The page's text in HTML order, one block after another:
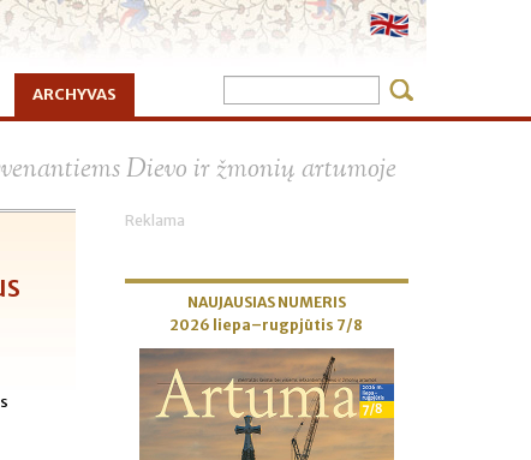
ARCHYVAS
Dievo ir žmonių artumoje
Reklama
NAUJAUSIAS NUMERIS
2026 liepa–rugpjūtis 7/8